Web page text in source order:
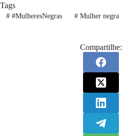
Tags
##MulheresNegras #Mulher negra
Compartilhe: